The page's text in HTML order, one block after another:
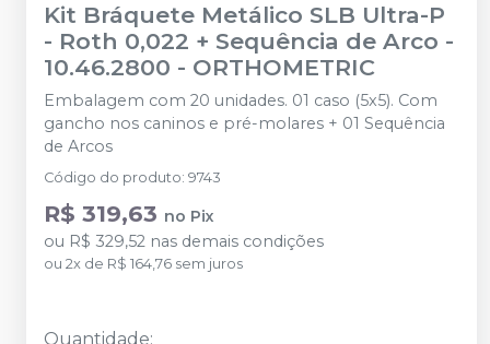
Kit Bráquete Metálico SLB Ultra-P
- Roth 0,022 + Sequência de Arco -
10.46.2800 - ORTHOMETRIC
Embalagem com 20 unidades. 01 caso (5x5). Com
gancho nos caninos e pré-molares + 01 Sequência
de Arcos
Código do produto: 9743
R$ 319,63 no Pix
ou R$ 329,52 nas demais condições
ou 2x de R$ 164,76 sem juros
Quantidade: